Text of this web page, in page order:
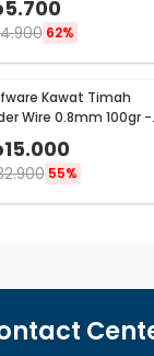
5.700
62%
Kawat Timah
Wire 0.8mm 100gr -
15.000
55%